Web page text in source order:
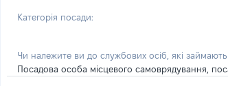
Категорія посади:
Чи належите ви до службових осіб, які займають
Посадова особа місцевого самоврядування,